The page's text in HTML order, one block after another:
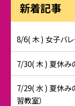
新着記事
8/6( 木 ) 女子バ
7/30( 木 ) 夏休み
7/29( 水 ) 夏休み
習教室）